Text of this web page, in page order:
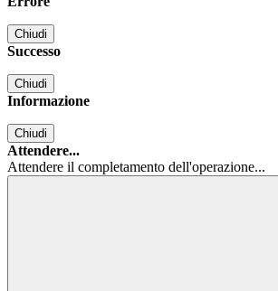
Chiudi
Successo
Chiudi
Informazione
Chiudi
Attendere...
Attendere il completamento dell'operazione...